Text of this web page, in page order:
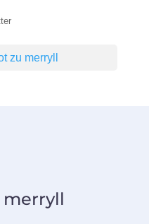
zu merryll
merryll